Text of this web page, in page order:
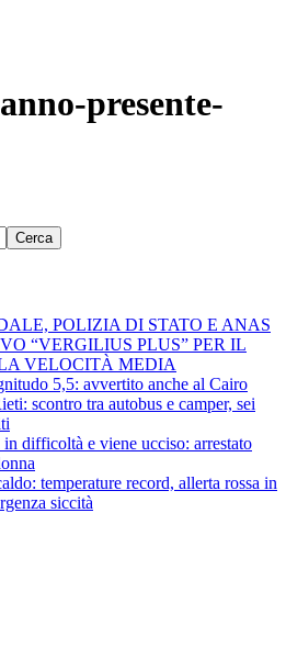
presente-
Cerca
POLIZIA DI STATO E ANAS
“VERGILIUS PLUS” PER IL
VELOCITÀ MEDIA
5,5: avvertito anche al Cairo
scontro tra autobus e camper, sei
difficoltà e viene ucciso: arrestato
temperature record, allerta rossa in
siccità